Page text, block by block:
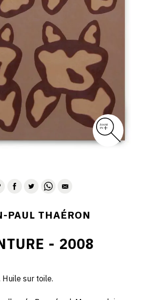
OBJET / SIGNE
PEINTURE
SCULPTURE
CONTACT
PAUL THAÉRON
- 2008
sur toile.